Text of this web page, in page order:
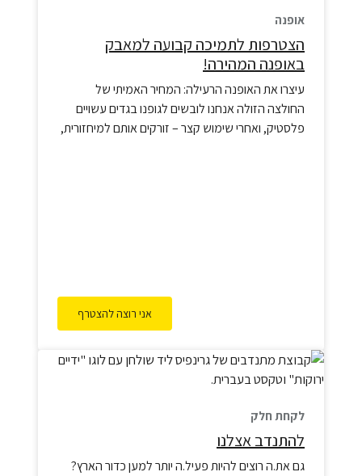
אופנה
הצטרפות לתמיכה קבועה למאבק
באופנה המהירה!
עיצרו את האופנה הרעילה: המחיר האמיתי של
החולצה הזולה​ אנחנו לובשים לגופנו בגדים עשויים
פלסטיק, ואחרי שימוש קצר – זורקים אותם למיחזורית,
אני רוצה להצטרף
לקחת חלק
להתנדב אצלנו
גם את.ה רוצים להיות פעיל.ה יותר למען כדור הארץ?